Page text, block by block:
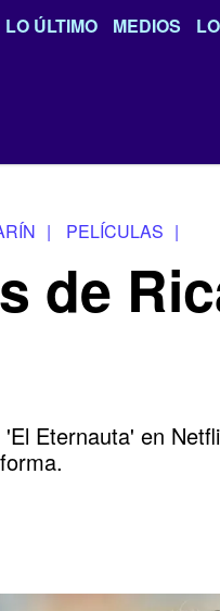
LO ÚLTIMO MEDIOS
| PELÍCULAS |
de
'El Eternauta' en